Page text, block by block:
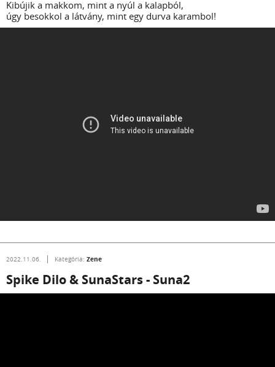
Kibújik a makkom, mint a nyúl a kalapból,
úgy besokkol a látvány, mint egy durva karambol!
2022.11.06. Kategória: Zene
Spike Dilo & SunaStars - Suna2